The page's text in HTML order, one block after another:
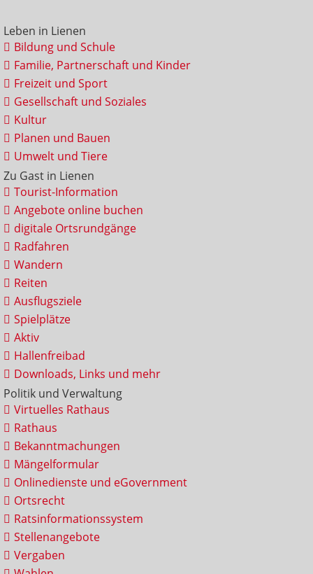
Leben in Lienen
Bildung und Schule
Familie, Partnerschaft und Kinder
Freizeit und Sport
Gesellschaft und Soziales
Kultur
Planen und Bauen
Umwelt und Tiere
Zu Gast in Lienen
Tourist-Information
Angebote online buchen
digitale Ortsrundgänge
Radfahren
Wandern
Reiten
Ausflugsziele
Spielplätze
Aktiv
Hallenfreibad
Downloads, Links und mehr
Politik und Verwaltung
Virtuelles Rathaus
Rathaus
Bekanntmachungen
Mängelformular
Onlinedienste und eGovernment
Ortsrecht
Ratsinformationssystem
Stellenangebote
Vergaben